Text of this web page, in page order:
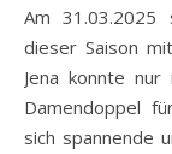
Am 31.03.2025 stand das letzte Aufeinandertreffen in
dieser Saison
Jena konnte
Damendoppel
sich spannende